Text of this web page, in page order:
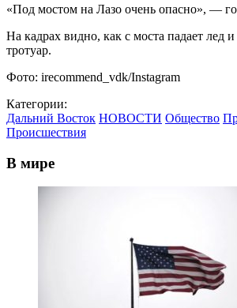
«Под мостом на Лазо очень опасно», —
На кадрах видно, как с моста падает лед и
тротуар.
Фото: irecommend_vdk/Instagram
Категории:
Дальний Восток НОВОСТИ Общество
Происшествия
В мире